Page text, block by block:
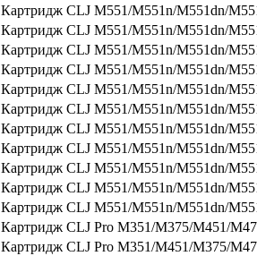
Картридж CLJ M551/M551n/M551dn/
Картридж CLJ M551/M551n/M551dn/
Картридж CLJ M551/M551n/M551dn/
Картридж CLJ M551/M551n/M551dn/
Картридж CLJ M551/M551n/M551dn/
Картридж CLJ M551/M551n/M551dn/
Картридж CLJ M551/M551n/M551dn/
Картридж CLJ M551/M551n/M551dn/
Картридж CLJ M551/M551n/M551dn/
Картридж CLJ M551/M551n/M551dn/
Картридж CLJ M551/M551n/M551dn/
Картридж CLJ Pro M351/M375/M451/
Картридж CLJ Pro M351/M451/M375/